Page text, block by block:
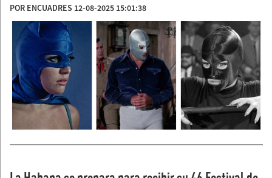
POR ENCUADRES 12-08-2025 15:01:38